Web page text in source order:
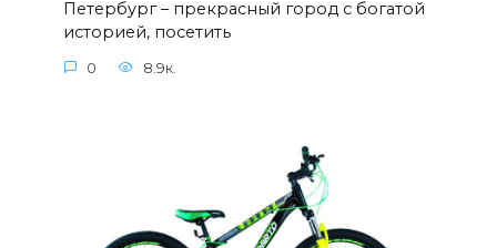
Петербург – прекрасный город с богатой
историей, посетить
0 8.9к.